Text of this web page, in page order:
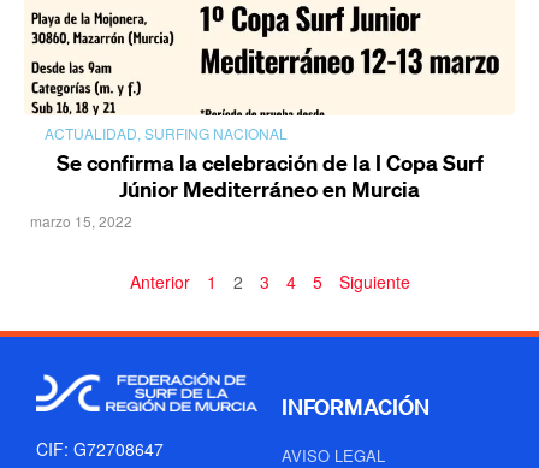
ACTUALIDAD, SURFING NACIONAL
Se confirma la celebración de la I Copa Surf
Júnior Mediterráneo en Murcia
marzo 15, 2022
Anterior 1 2 3 4 5 Siguiente
CIF: G72708647
INFORMACIÓN
AVISO LEGAL